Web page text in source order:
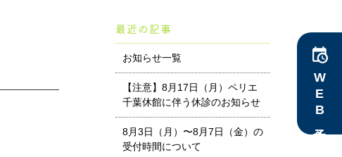
WEB予約
最近の記事
お知らせ一覧
【注意】8月17日（月）ペリエ
千葉休館に伴う休診のお知らせ
8月3日（月）〜8月7日（金）の
受付時間について